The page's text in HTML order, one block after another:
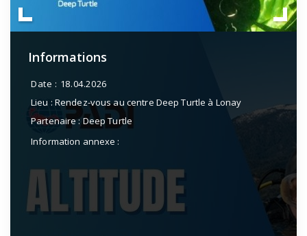
Informations
Date : 18.04.2026
Lieu : Rendez-vous au centre Deep Turtle à Lonay
Partenaire : Deep Turtle
Information annexe :